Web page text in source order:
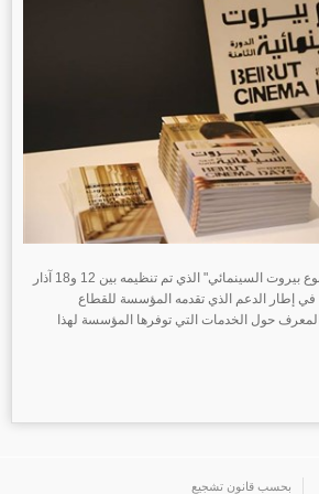
رعت "ايدال" فعاليات "أسبوع بيروت السينمائي" الذي تم تنظيمه بين 12 و18 آذار
في إطار الدعم الذي تقدمه المؤسسة للقطاع
المعرف حول الخدمات التي توفرها المؤسسة لهذا
بحسب قانون تشجيع